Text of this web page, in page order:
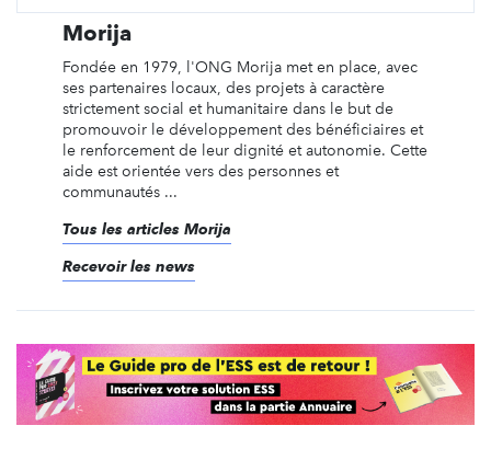
Morija
Fondée en 1979, l'ONG Morija met en place, avec
ses partenaires locaux, des projets à caractère
strictement social et humanitaire dans le but de
promouvoir le développement des bénéficiaires et
le renforcement de leur dignité et autonomie. Cette
aide est orientée vers des personnes et
communautés ...
Tous les articles Morija
Recevoir les news